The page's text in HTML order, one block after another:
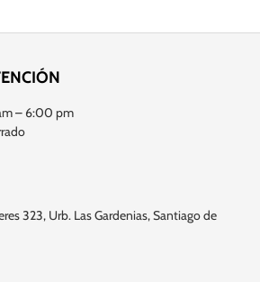
– 6:00 pm
323, Urb. Las Gardenias, Santiago de